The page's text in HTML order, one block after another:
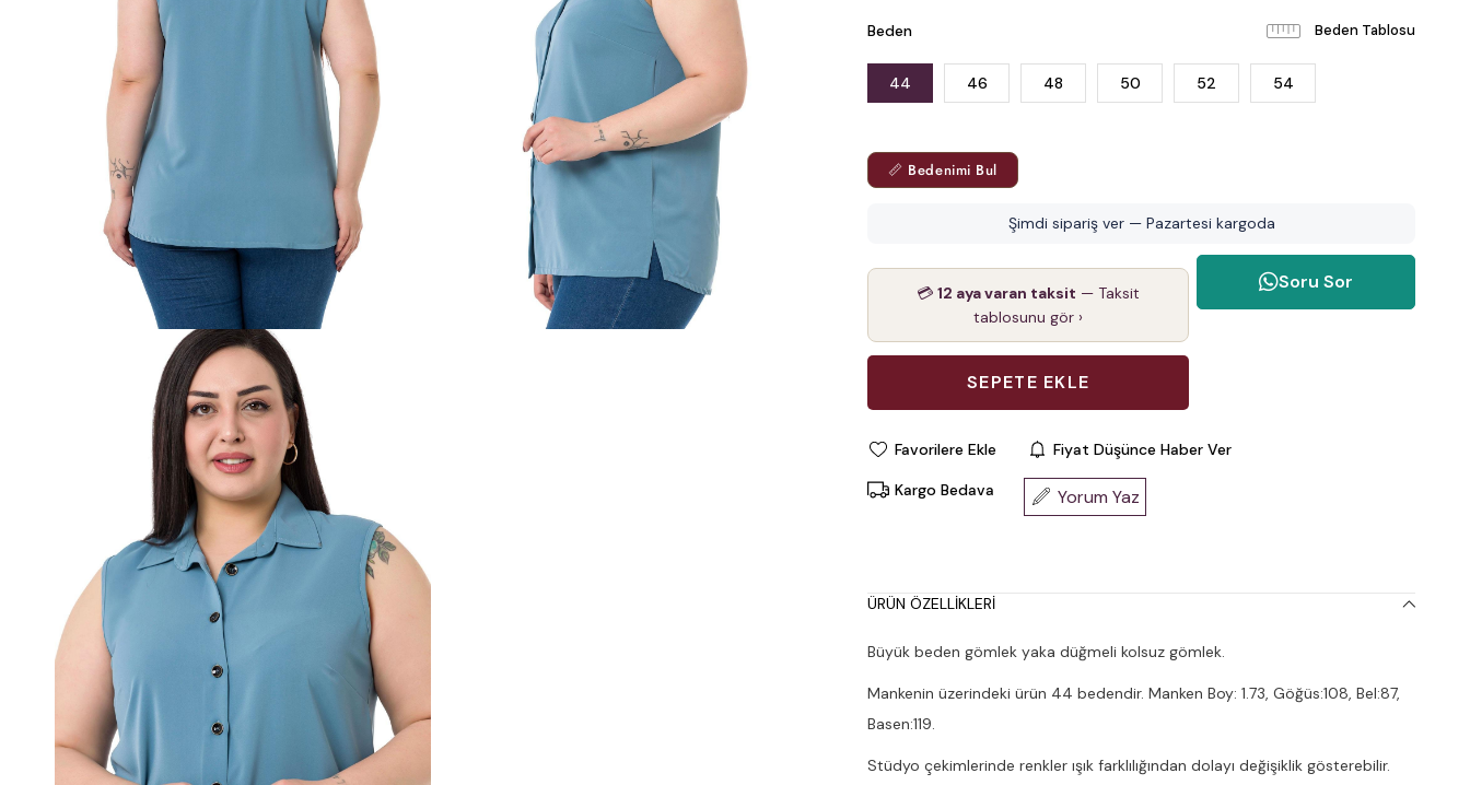
Beden Beden Tablosu
44 46 48 50 52 54
📏 Bedenimi Bul
Şimdi sipariş ver — Pazartesi kargoda
💳12 aya varan taksit — Taksit
tablosunu gör ›
Soru Sor
Favorilere Ekle Fiyat Düşünce Haber Ver
Kargo Bedava Yorum Yaz
ÜRÜN ÖZELLIKLERI
Büyük beden gömlek yaka düğmeli kolsuz gömlek.
Mankenin üzerindeki ürün 44 bedendir. Manken Boy: 1.73, Göğüs:108, Bel:87,
Basen:119.
Stüdyo çekimlerinde renkler ışık farklılığından dolayı değişiklik gösterebilir.